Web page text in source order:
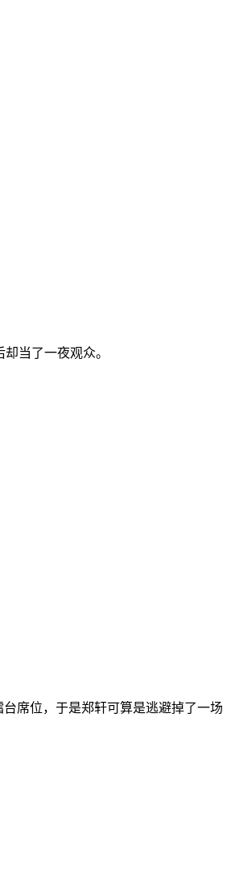
当了一夜观众。
席位，于是郑轩可算是逃避掉了一场